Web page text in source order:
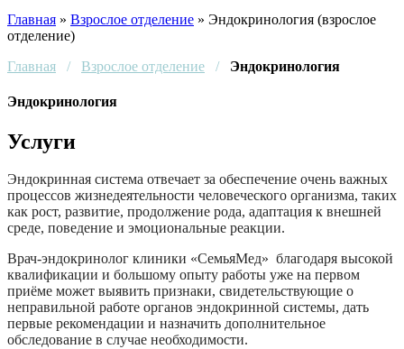
Главная » Взрослое отделение » Эндокринология (взрослое
отделение)
Главная
/ Взрослое отделение / Эндокринология
Эндокринология
Услуги
Эндокринная система отвечает за обеспечение очень важных
процессов жизнедеятельности человеческого организма, таких
как рост, развитие, продолжение рода, адаптация к внешней
среде, поведение и эмоциональные реакции.
Врач-эндокринолог клиники «СемьяМед» благодаря высокой
квалификации и большому опыту работы уже на первом
приёме может выявить признаки, свидетельствующие о
неправильной работе органов эндокринной системы, дать
первые рекомендации и назначить дополнительное
обследование в случае необходимости.